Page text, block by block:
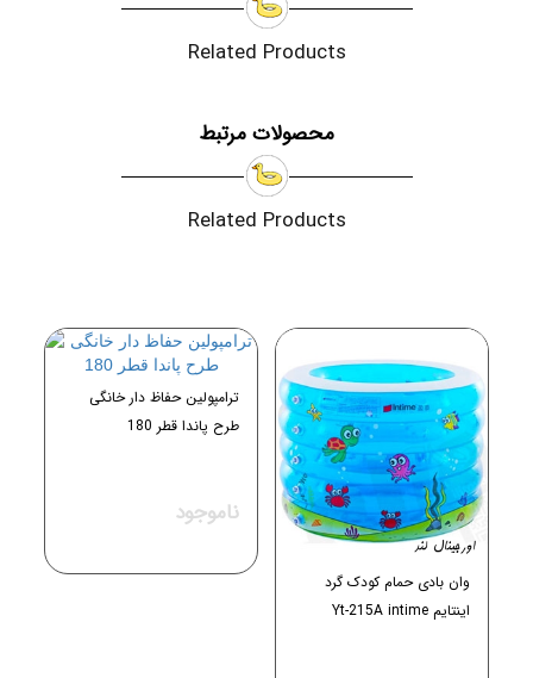
Related Products
محصولات مرتبط
Related Products
ترامپولین حفاظ دار خانگی
طرح پاندا قطر 180
ناموجود
وان بادی حمام کودک گرد
اینتایم Yt-215A intime